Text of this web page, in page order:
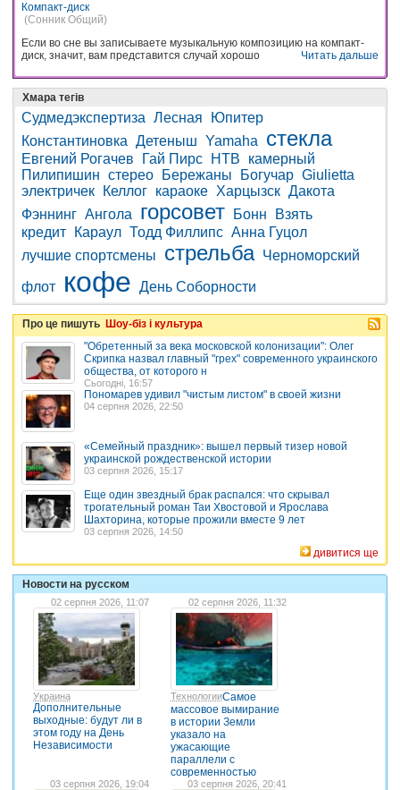
Компакт-диск
(Сонник Общий)
Если во сне вы записываете музыкальную композицию на компакт-
диск, значит, вам представится случай хорошо
Читать дальше
Хмара тегів
Судмедэкспертиза Лесная
Юпитер
Константиновка Детеныш Yamaha стекла
Евгений Рогачев Гай Пирс НТВ
камерный
Пилипишин стерео Бережаны Богучар Giulietta
электричек
Келлог караоке Харцызск Дакота
Фэннинг Ангола горсовет Бонн
Взять
кредит
Караул Тодд Филлипс Анна Гуцол
лучшие спортсмены
стрельба Черноморский
флот кофе День Соборности
Про це пишуть Шоу-біз і культура
"Обретенный за века московской колонизации": Олег
Скрипка назвал главный "грех" современного украинского
общества, от которого н
Сьогодні, 16:57
Пономарев удивил "чистым листом" в своей жизни
04 серпня 2026, 22:50
«Семейный праздник»: вышел первый тизер новой
украинской рождественской истории
03 серпня 2026, 15:17
Еще один звездный брак распался: что скрывал
трогательный роман Таи Хвостовой и Ярослава
Шахторина, которые прожили вместе 9 лет
03 серпня 2026, 14:50
дивитися ще
Новости на русском
02 серпня 2026, 11:07
Украина
Дополнительные
выходные: будут ли в
этом году на День
Независимости
02 серпня 2026, 11:32
ТехнологииСамое
массовое вымирание
в истории Земли
указало на
ужасающие
параллели с
современностью
03 серпня 2026, 19:04 03 серпня 2026, 20:41